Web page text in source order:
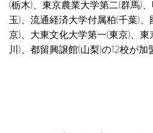
(栃木)、東京農業大学第二(群馬)
玉)、流通経済大学付属柏(千葉)
京)、大東文化大学第一(東京)、東
川)、都留興譲館(山梨)の12校が加